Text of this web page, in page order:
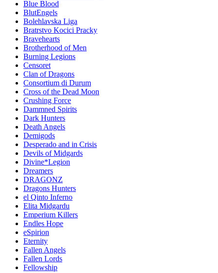
Blue Blood
BlutEngels
Bolehlavska Liga
Bratrstvo Kocici Pracky
Bravehearts
Brotherhood of Men
Burning Legions
Censoret
Clan of Dragons
Consortium di Durum
Cross of the Dead Moon
Crushing Force
Dammned Spirits
Dark Hunters
Death Angels
Demigods
Desperado and in Crisis
Devils of Midgards
Divine*Legion
Dreamers
DRAGONZ
Dragons Hunters
el Qinto Inferno
Elita Midgardu
Emperium Killers
Endles Hope
eSpirion
Eternity
Fallen Angels
Fallen Lords
Fellowship